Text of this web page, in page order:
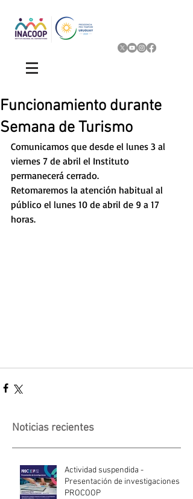
Funcionamiento durante
Semana de Turismo
Comunicamos que desde el lunes 3 al
viernes 7 de abril el Instituto
permanecerá cerrado.
Retomaremos la atención habitual al
público el lunes 10 de abril de 9 a 17
horas.
Noticias recientes
Actividad suspendida -
Presentación de investigaciones -
PROCOOP